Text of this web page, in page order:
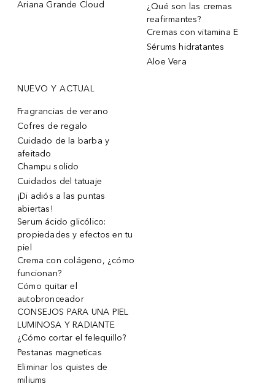
Ariana Grande Cloud
¿Qué son las cremas
reafirmantes?
Cremas con vitamina E
Sérums hidratantes
Aloe Vera
NUEVO Y ACTUAL
Fragrancias de verano
Cofres de regalo
Cuidado de la barba y
afeitado
Champu solido
Cuidados del tatuaje
¡Di adiós a las puntas
abiertas!
Serum ácido glicólico:
propiedades y efectos en tu
piel
Crema con colágeno, ¿cómo
funcionan?
Cómo quitar el
autobronceador
CONSEJOS PARA UNA PIEL
LUMINOSA Y RADIANTE
¿Cómo cortar el felequillo?
Pestanas magneticas
Eliminar los quistes de
miliums